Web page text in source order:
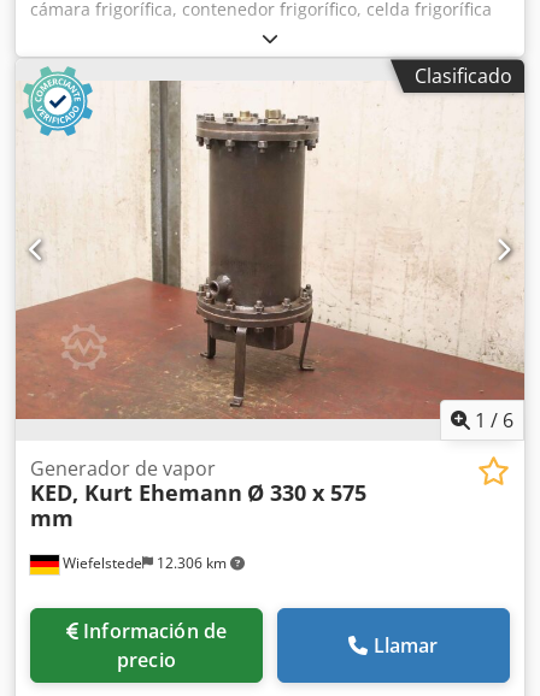
cámara frigorífica, contenedor frigorífico, celda frigorífica
-Ámbito de aplicación: para conectar a un sistema de
refrigeración Dwjdpob Nx Hlsfx Algsa -Diámetro del
ventilador: 500 mm -Presión de funcionamiento admisible:
8 bares -Temperatura de funcionamiento admisible: 100
°C -Presión para temperaturas negativas: 21 bares/ -60 °C -
Capacidad: 13,2 litros -Distancia entre las aletas: 7 mm -
Cantidad: 2 radiadores disponibles -Precio: por unidad -
Dimensiones: 1350/740/A700 mm -Peso: 174 kg/unidad
Clasificado
1 / 6
Wiefelstede 12.306 km
Generador de vapor
KED, Kurt Ehemann Ø 330 x 575
mm
Información de
precio
Llamar